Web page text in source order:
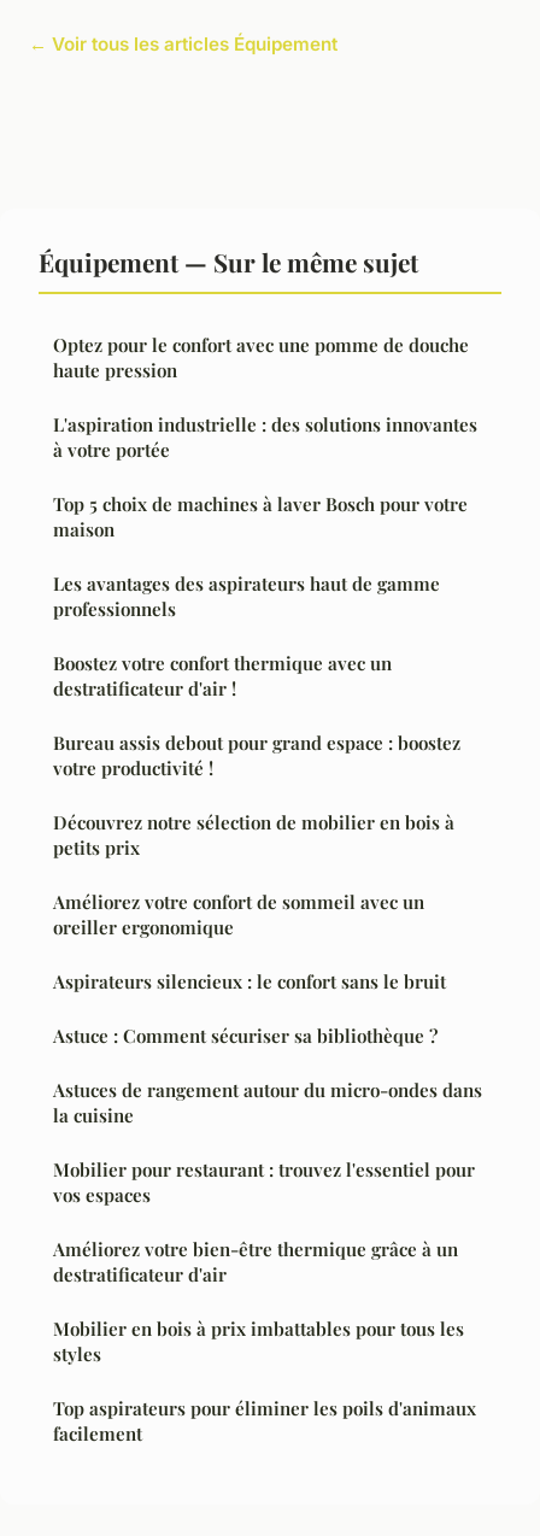
← Voir tous les articles Équipement
Équipement — Sur le même sujet
Optez pour le confort avec une pomme de douche
haute pression
L'aspiration industrielle : des solutions innovantes
à votre portée
Top 5 choix de machines à laver Bosch pour votre
maison
Les avantages des aspirateurs haut de gamme
professionnels
Boostez votre confort thermique avec un
destratificateur d'air !
Bureau assis debout pour grand espace : boostez
votre productivité !
Découvrez notre sélection de mobilier en bois à
petits prix
Améliorez votre confort de sommeil avec un
oreiller ergonomique
Aspirateurs silencieux : le confort sans le bruit
Astuce : Comment sécuriser sa bibliothèque ?
Astuces de rangement autour du micro-ondes dans
la cuisine
Mobilier pour restaurant : trouvez l'essentiel pour
vos espaces
Améliorez votre bien-être thermique grâce à un
destratificateur d'air
Mobilier en bois à prix imbattables pour tous les
styles
Top aspirateurs pour éliminer les poils d'animaux
facilement